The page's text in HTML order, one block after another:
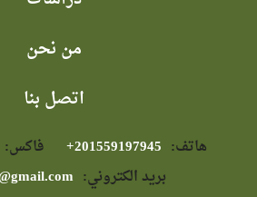
من نحن
اتصل بنا
هاتف: فاكس:
بريد الكتروني: info.afaip@gmail.com